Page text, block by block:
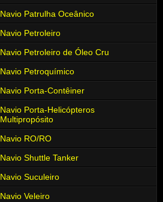
Navio Patrulha Oceânico
Navio Petroleiro
Navio Petroleiro de Óleo Cru
Navio Petroquímico
Navio Porta-Contêiner
Navio Porta-Helicópteros
Multipropósito
Navio RO/RO
Navio Shuttle Tanker
Navio Suculeiro
Navio Veleiro